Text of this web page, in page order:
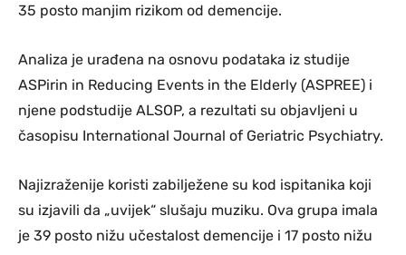
35 posto manjim rizikom od demencije.
Analiza je urađena na osnovu podataka iz studije
ASPirin in Reducing Events in the Elderly (ASPREE) i
njene podstudije ALSOP, a rezultati su objavljeni u
časopisu International Journal of Geriatric Psychiatry.
Najizraženije koristi zabilježene su kod ispitanika koji
su izjavili da „uvijek“ slušaju muziku. Ova grupa imala
je 39 posto nižu učestalost demencije i 17 posto nižu